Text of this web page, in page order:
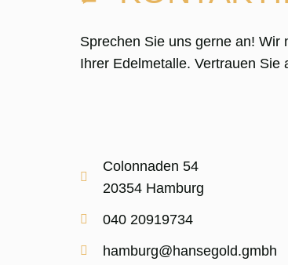
Sprechen Sie uns gerne an! Wir
Ihrer Edelmetalle. Vertrauen
Colonnaden 54
20354 Hamburg
040 20919734
hamburg@hansegold.gmbh